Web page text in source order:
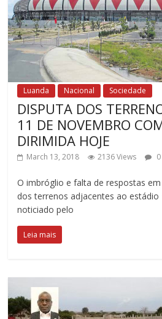
Luanda Nacional Sociedade
DISPUTA DOS
11 DE NOVEMBRO
DIRIMIDA HOJE
March 13, 2018 2136 Views
O imbróglio e falta de respostas
dos terrenos adjacentes ao
noticiado pelo
Leia mais